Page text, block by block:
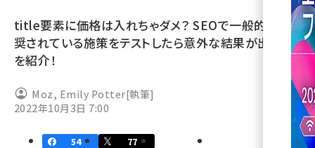
note (2315)
セミナー (2308)
meo (1277)
title要素に価格は入れちゃダメ？ SEOで一般的に推
奨されている施策をテストしたら意外な結果が出た5つ
を紹介！
Moz , Emily Potter[執筆]
2022年10月3日 7:00
54
77